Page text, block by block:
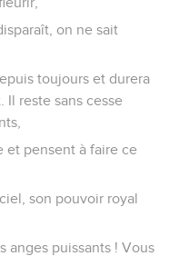
on ne sait
toujours et durera
reste sans cesse
et pensent à faire ce
son pouvoir royal
anges puissants ! Vous